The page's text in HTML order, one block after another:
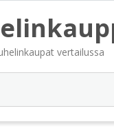
vertailussa